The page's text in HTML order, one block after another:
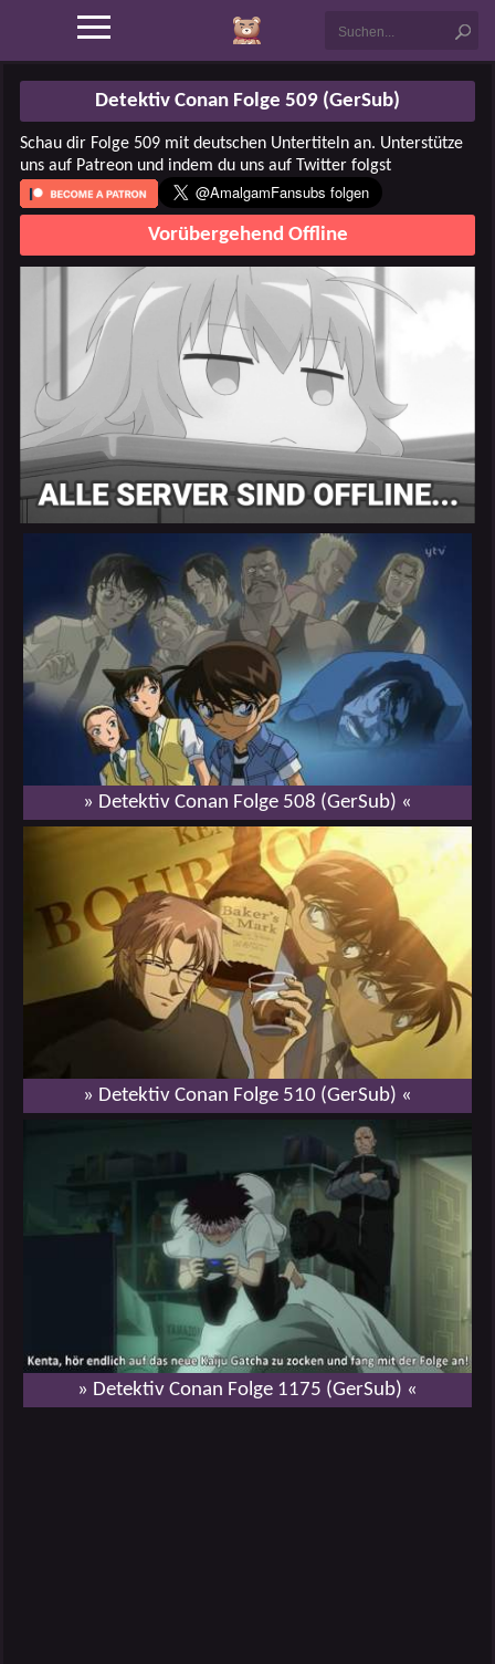
Detektiv Conan Folge 509 (GerSub)
Schau dir Folge 509 mit deutschen Untertiteln an. Unterstütze
uns auf Patreon und indem du uns auf Twitter folgst
Vorübergehend Offline
» Detektiv Conan Folge 508 (GerSub) «
» Detektiv Conan Folge 510 (GerSub) «
» Detektiv Conan Folge 1175 (GerSub) «